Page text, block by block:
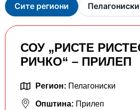
Сите региони Пелагониски
СОУ „РИСТЕ
РИЧКО“ – ПРИЛЕП
Регион: Пелагониски
Општина: Прилеп